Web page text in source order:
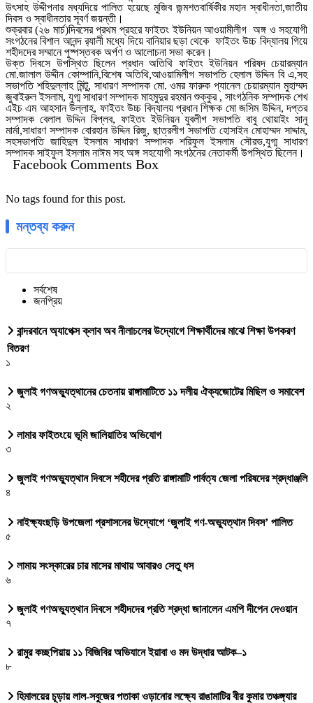
উৎসাহ উদ্দীপনার মধ্যদিয়ে পালিত হয়েছে মুজিব জন্মশতবার্ষিকীর মহান স্বাধীনতা,জাতীয়
দিবস ও স্বাধীনতার সূবর্ণ জয়ন্তী।
শুক্রবার (২৬ মার্চ)দিবসের প্রথম প্রহরে ফাইতং ইউনিয়ন আওয়ামীলীগ অঙ্গ ও সহযোগী
সংগঠনের বিশাল আনন্দ র‍্যালী মধ্যে দিয়ে বানিয়ার ছড়া থেকে ফাইতং উচ্চ বিদ্যালয় গিয়ে
শহীদদের সম্মানে পুষ্পস্তবক অর্পণ ও আলোচনা সভা করেন।
উক্ত দিবসে উপস্থিত ছিলেন প্রধান অতিথি ফাইতং ইউনিয়ন পরিষদ চেয়ারম্যান
মো.জালাল উদ্দীন কোম্পানি,বিশেষ অতিথি,আওয়ামিলীগ সভাপতি হেলাল উদ্দিন বি এ,সহ
সভাপতি শহিদুল্লাহ মিন্টু, সাধারণ সম্পাদক মো. ওমর ফারুক প্যানেল চেয়ারম্যান মুহাম্মদ
জুবাইরুল ইসলাম, যুগ্ম সাধারণ সম্পাদক মাহমুদুর রহমান শুক্কুর , সাংগঠনিক সম্পাদক শেখ
এইচ এম আহসান উল্লাহ, ফাইতং উচ্চ বিদ্যালয় প্রধান শিক্ষক মো জসিম উদ্দিন, দপ্তর
সম্পাদক বেলাল উদ্দিন বিপ্লব, ফাইতং ইউনিয়ন যুবলীগ সভাপতি বাবু থোয়াইং সানু
মার্মা,সাধারণ সম্পাদক বোরহান উদ্দিন রিজু, ছাত্রলীগ সভাপতি হোসাইন মোহাম্মদ সাদ্দাম,
সহসভাপতি জাহিদুল ইসলাম সাধারণ সম্পাদক শরিফুল ইসলাম সৌরভ,যুগ্ম সাধারণ
সম্পাদক সাইফুল ইসলাম নাঈম সহ অঙ্গ সহযোগী সংগঠনের নেতাকর্মী উপস্থিত ছিলেন।
Facebook Comments Box
No tags found for this post.
মন্তব্য করুন
সর্বশেষ
জনপ্রিয়
বান্দরবানে অ্যাপেক্স ক্লাব অব নীলাচলের উদ্যোগে শিক্ষার্থীদের মাঝে শিক্ষা উপকরণ
বিতরণ
১
জুলাই গণঅভ্যুত্থানের চেতনায় রাঙ্গামাটিতে ১১ দলীয় ঐক্যজোটের মিছিল ও সমাবেশ
২
লামার ফাইতংয়ে ভূমি জালিয়াতির অভিযোগ
৩
জুলাই গণঅভ্যুত্থান দিবসে শহীদের প্রতি রাঙ্গামাটি পার্বত্য জেলা পরিষদের শ্রদ্ধাঞ্জলি
৪
নাইক্ষ্যংছড়ি উপজেলা প্রশাসনের উদ্যোগে ‘জুলাই গণ-অভ্যুত্থান দিবস’ পালিত
৫
লামায় সংস্কারের চার মাসের মাথায় আবারও সেতু ধস
৬
জুলাই গণঅভ্যুত্থান দিবসে শহীদদের প্রতি শ্রদ্ধা জানালেন এমপি দীপেন দেওয়ান
৭
রামুর কচ্ছপিয়ায় ১১ বিজিবির অভিযানে ইয়াবা ও মদ উদ্ধার আটক–১
৮
হিমালয়ের চূড়ায় লাল-সবুজের পতাকা ওড়ানোর লক্ষ্যে রাঙামাটির বীর কুমার তঞ্চঙ্গ্যার